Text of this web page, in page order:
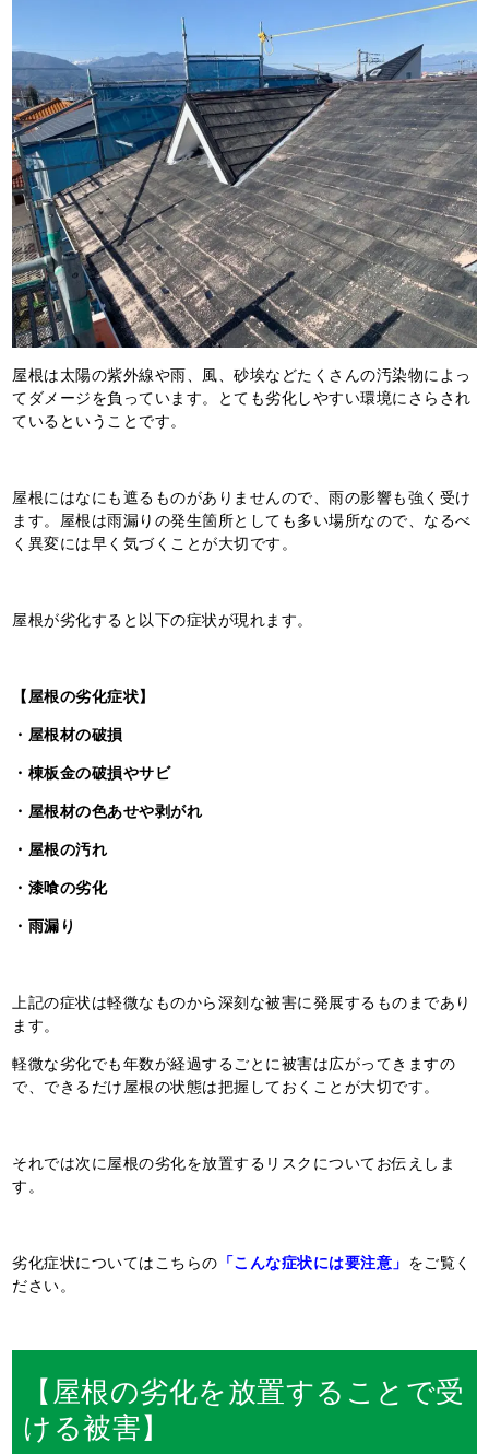
屋根は太陽の紫外線や雨、風、砂埃などたくさんの汚染物によっ
てダメージを負っています。とても劣化しやすい環境にさらされ
ているということです。
屋根にはなにも遮るものがありませんので、雨の影響も強く受け
ます。屋根は雨漏りの発生箇所としても多い場所なので、なるべ
く異変には早く気づくことが大切です。
屋根が劣化すると以下の症状が現れます。
【屋根の劣化症状】
・屋根材の破損
・棟板金の破損やサビ
・屋根材の色あせや剥がれ
・屋根の汚れ
・漆喰の劣化
・雨漏り
上記の症状は軽微なものから深刻な被害に発展するものまであり
ます。
軽微な劣化でも年数が経過するごとに被害は広がってきますの
で、できるだけ屋根の状態は把握しておくことが大切です。
それでは次に屋根の劣化を放置するリスクについてお伝えしま
す。
劣化症状についてはこちらの 「こんな症状には要注意」 をご覧く
ださい。
【屋根の劣化を放置することで受
ける被害】